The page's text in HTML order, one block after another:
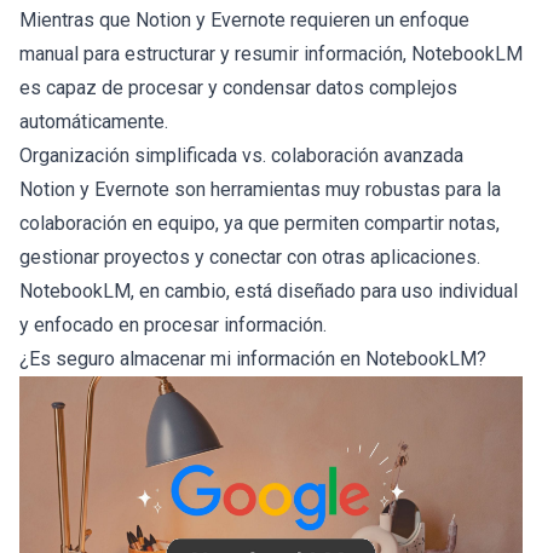
Mientras que Notion y Evernote requieren un enfoque
manual para estructurar y resumir información, NotebookLM
es capaz de procesar y condensar datos complejos
automáticamente.
Organización simplificada vs. colaboración avanzada
Notion y Evernote son herramientas muy robustas para la
colaboración en equipo, ya que permiten compartir notas,
gestionar proyectos y conectar con otras aplicaciones.
NotebookLM, en cambio, está diseñado para uso individual
y enfocado en procesar información.
¿Es seguro almacenar mi información en NotebookLM?